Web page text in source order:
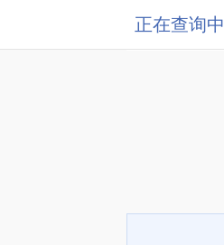
正在查询中